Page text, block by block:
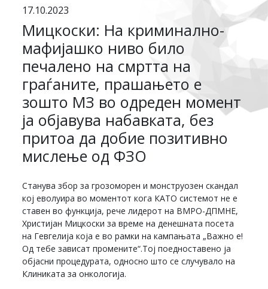
17.10.2023
Мицкоски: На криминално-
мафијашко ниво било
печалено на смртта на
граѓаните, прашањето е
зошто МЗ во одреден момент
ја објавува набавката, без
притоа да добие позитивно
мислење од ФЗО
Станува збор за грозоморен и монструозен скандал
кој еволуира во моментот кога КАТО системот не е
ставен во функција, рече лидерот на ВМРО-ДПМНЕ,
Христијан Мицкоски за време на денешната посета
на Гевгелија која е во рамки на кампањата „Важно е!
Од тебе зависат промените“.Тој поедноставено ја
објасни процедурата, односно што се случувало на
Клиниката за онкологија.